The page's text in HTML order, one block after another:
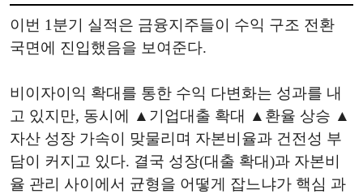
이번 1분기 실적은 금융지주들이 수익 구조 전환
국면에 진입했음을 보여준다.
비이자이익 확대를 통한 수익 다변화는 성과를 내
고 있지만, 동시에 ▲기업대출 확대 ▲환율 상승 ▲
자산 성장 가속이 맞물리며 자본비율과 건전성 부
담이 커지고 있다. 결국 성장(대출 확대)과 자본비
율 관리 사이에서 균형을 어떻게 잡느냐가 핵심 과